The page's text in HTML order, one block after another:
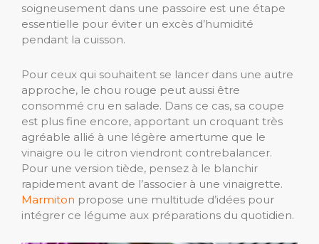
soigneusement dans une passoire est une étape
essentielle pour éviter un excès d’humidité
pendant la cuisson.
Pour ceux qui souhaitent se lancer dans une autre
approche, le chou rouge peut aussi être
consommé cru en salade. Dans ce cas, sa coupe
est plus fine encore, apportant un croquant très
agréable allié à une légère amertume que le
vinaigre ou le citron viendront contrebalancer.
Pour une version tiède, pensez à le blanchir
rapidement avant de l’associer à une vinaigrette.
Marmiton propose une multitude d’idées pour
intégrer ce légume aux préparations du quotidien.